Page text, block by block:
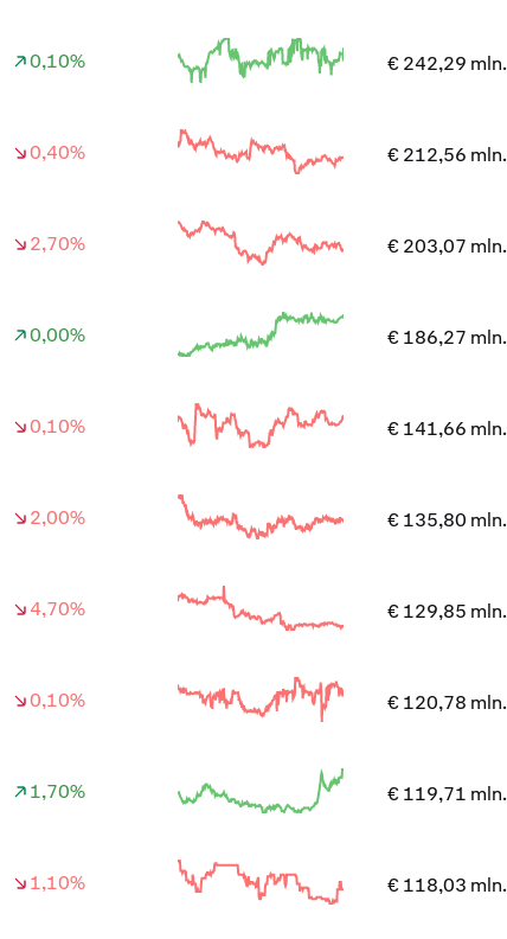
0,10% € 242,29 mln.
0,40% € 212,56 mln.
2,70% € 203,07 mln.
0,00% € 186,27 mln.
0,10% € 141,66 mln.
2,00% € 135,80 mln.
4,70% € 129,85 mln.
0,10% € 120,78 mln.
1,70% € 119,71 mln.
1,10% € 118,03 mln.